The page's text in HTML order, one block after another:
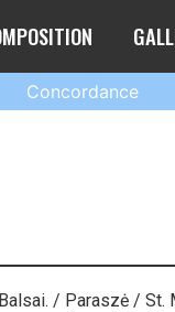
Concordance
/ Paraszė / St.